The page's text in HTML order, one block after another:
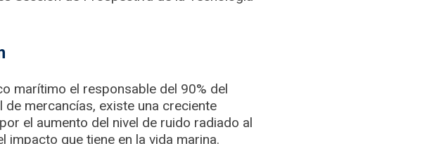
marítimo el responsable del 90% del
de mercancías, existe una creciente
el aumento del nivel de ruido radiado al
impacto que tiene en la vida marina.